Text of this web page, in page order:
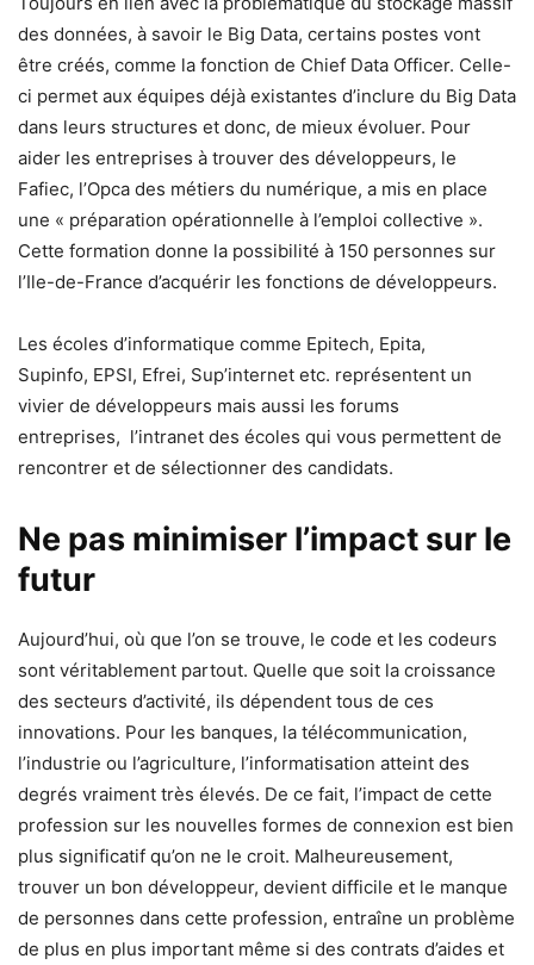
des données, à savoir le Big Data, certains postes vont
être créés, comme la fonction de Chief Data Officer. Celle-
ci permet aux équipes déjà existantes d’inclure du Big Data
dans leurs structures et donc, de mieux évoluer. Pour
aider les entreprises à trouver des développeurs, le
Fafiec, l’Opca des métiers du numérique, a mis en place
une « préparation opérationnelle à l’emploi collective ».
Cette formation donne la possibilité à 150 personnes sur
l’Ile-de-France d’acquérir les fonctions de développeurs.
Les écoles d’informatique comme Epitech, Epita,
Supinfo, EPSI, Efrei, Sup’internet etc. représentent un
vivier de développeurs mais aussi les forums
entreprises, l’intranet des écoles qui vous permettent de
rencontrer et de sélectionner des candidats.
Ne pas minimiser l’impact sur le
futur
Aujourd’hui, où que l’on se trouve, le code et les codeurs
sont véritablement partout. Quelle que soit la croissance
des secteurs d’activité, ils dépendent tous de ces
innovations. Pour les banques, la télécommunication,
l’industrie ou l’agriculture, l’informatisation atteint des
degrés vraiment très élevés. De ce fait, l’impact de cette
profession sur les nouvelles formes de connexion est bien
plus significatif qu’on ne le croit. Malheureusement,
trouver un bon développeur, devient difficile et le manque
de personnes dans cette profession, entraîne un problème
de plus en plus important même si des contrats d’aides et